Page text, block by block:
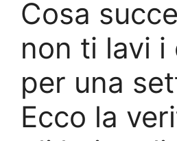
Cosa
non ti lavi i
per una
Ecco la